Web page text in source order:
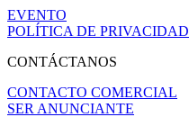
EVENTO
POLÍTICA DE PRIVACIDAD
CONTÁCTANOS
CONTACTO COMERCIAL
SER ANUNCIANTE